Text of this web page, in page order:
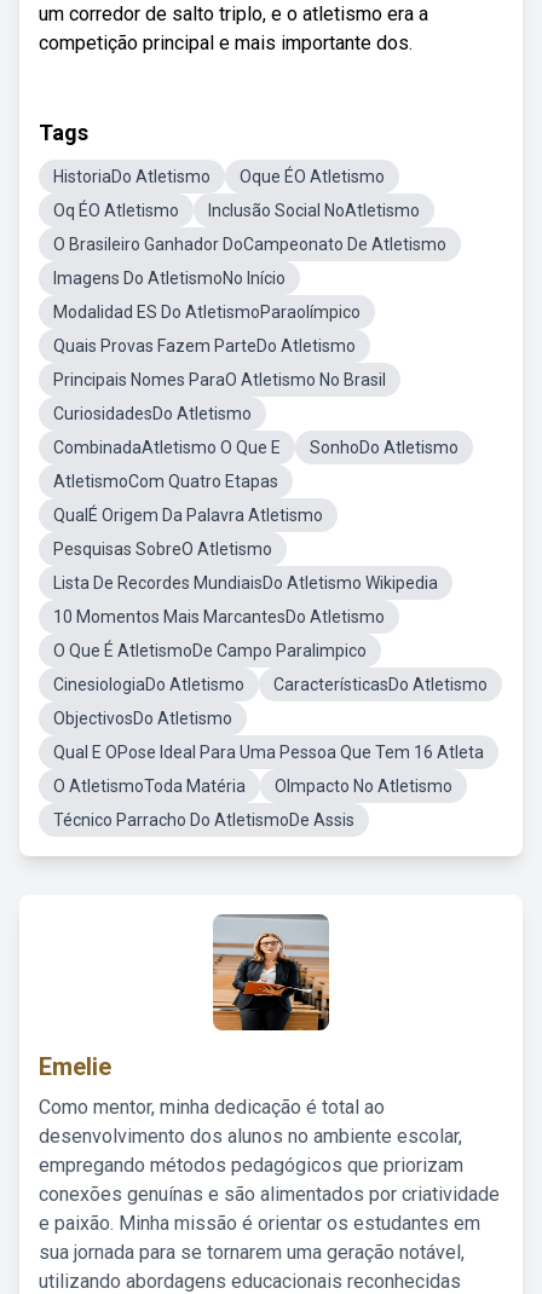
um corredor de salto triplo, e o atletismo era a
competição principal e mais importante dos.
Tags
HistoriaDo Atletismo
Oque ÉO Atletismo
Oq ÉO Atletismo
Inclusão Social NoAtletismo
O Brasileiro Ganhador DoCampeonato De Atletismo
Imagens Do AtletismoNo Início
Modalidad ES Do AtletismoParaolímpico
Quais Provas Fazem ParteDo Atletismo
Principais Nomes ParaO Atletismo No Brasil
CuriosidadesDo Atletismo
CombinadaAtletismo O Que E
SonhoDo Atletismo
AtletismoCom Quatro Etapas
QualÉ Origem Da Palavra Atletismo
Pesquisas SobreO Atletismo
Lista De Recordes MundiaisDo Atletismo Wikipedia
10 Momentos Mais MarcantesDo Atletismo
O Que É AtletismoDe Campo Paralimpico
CinesiologiaDo Atletismo
CaracterísticasDo Atletismo
ObjectivosDo Atletismo
Qual E OPose Ideal Para Uma Pessoa Que Tem 16 Atleta
O AtletismoToda Matéria
OImpacto No Atletismo
Técnico Parracho Do AtletismoDe Assis
Emelie
Como mentor, minha dedicação é total ao
desenvolvimento dos alunos no ambiente escolar,
empregando métodos pedagógicos que priorizam
conexões genuínas e são alimentados por criatividade
e paixão. Minha missão é orientar os estudantes em
sua jornada para se tornarem uma geração notável,
utilizando abordagens educacionais reconhecidas